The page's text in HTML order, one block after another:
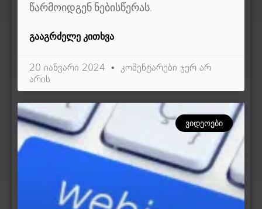
წარმოიდგენ ნებისწერას.
ᲒᲐᲐᲒᲠᲫᲔᲚᲔ ᲙᲘᲗᲮᲕᲐ
20 იანვარი 2024
კომენტარები ჯერ არ
არის
ᲕᲘᲓᲔᲝᲔᲑᲘ